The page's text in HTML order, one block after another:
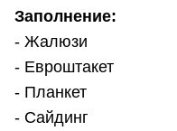
Заполнение:
- Жалюзи
- Евроштакет
- Планкет
- Сайдинг